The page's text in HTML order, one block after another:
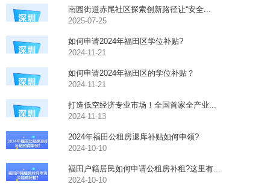
南园街道赤尾社区探索创新路径让“安全...
2025-07-25
如何申请2024年福田区学位补贴?
2024-11-21
如何申请2024年福田区的学位补贴？
2024-11-21
打造低空经济专业市场！全国首家全产业...
2024-11-13
2024年福田公租房退库补贴如何申领?
2024-10-10
福田户籍居民如何申请公租房补租?这里有...
2024-10-10